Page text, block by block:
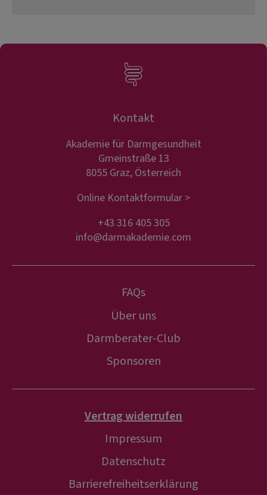
Kontakt
Akademie für Darmgesundheit
Gmeinstraße 13
8055 Graz, Österreich
Online Kontaktformular >
+43 316 405 305
info@darmakademie.com
FAQs
Über uns
Darmberater-Club
Sponsoren
Vertrag widerrufen
Impressum
Datenschutz
Barrierefreiheitserklärung